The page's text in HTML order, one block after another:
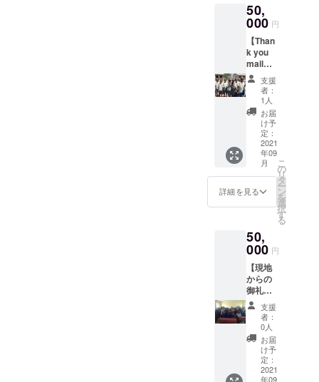
本側の
メン
バーに
て通訳
をさせ
て頂き
ます。
ジにま
とめた
写真集
となり
ます。
先生か
らの直
筆の御
礼メッ
セージ
が入っ
たポス
トカー
ドをお
送りい
たしま
す。 ※
郵便事
情によ
りお届
けタイ
ミング
います
50,
000 円
【Than
k you
mail④
】 ご支
援に対
する感
謝の気
持を込
めて、
現地タ
ンザニ
ア人ス
タッフ
のコメ
ントも
添え
礼メー
ルをお
送りし
ます。
また、
現地の
様子を
お伝え
するた
め、ご
支援に
て寄贈
した教
支援
者：
1人
お届
け予
定：
2021
年09
月
詳細を見る
こ
の
リ
タ
ー
ン
を
選
択
す
る
50,
000 円
【現地
からの
御礼ポ
スト
カード
③】 タ
ンザニ
ア現地
から、
タンザ
支援
者：
0人
お届
け予
定：
2021
年09